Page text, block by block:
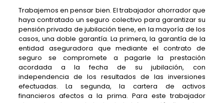
Trabajemos en pensar bien. El trabajador ahorrador que
haya contratado un seguro colectivo para garantizar su
pensión privada de jubilación tiene, en la mayoría de los
casos, una doble garantía. La primera, la garantía de la
entidad aseguradora que mediante el contrato de
seguro se compromete a pagarle la prestación
acordada a la fecha de su jubilación, con
independencia de los resultados de las inversiones
efectuadas. La segunda, la cartera de activos
financieros afectos a la prima. Para este trabajador